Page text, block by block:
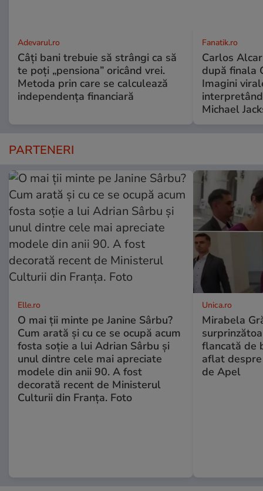
Adevarul.ro
Câți bani trebuie să strângi ca să
te poți „pensiona” oricând vrei.
Metoda prin care se calculează
independența financiară
Fanatik.ro
Carlos
după finala
Imagini
Michael
PARTENERI
Elle.ro
O mai ții minte pe Janine Sârbu?
Cum arată și cu ce se ocupă acum
fosta soție a lui Adrian Sârbu și
unul dintre cele mai apreciate
modele din anii 90. A fost
decorată recent de Ministerul
Culturii din Franța. Foto
Unica.ro
Mirabela
flancată de
aflat
de Apel